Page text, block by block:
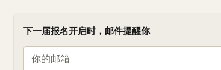
下一届报名开启时，邮件提醒你